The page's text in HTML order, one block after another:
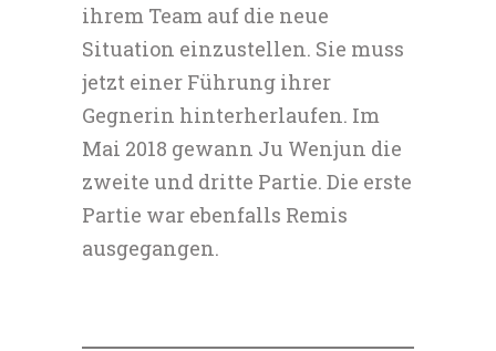
ihrem Team auf die neue
Situation einzustellen. Sie muss
jetzt einer Führung ihrer
Gegnerin hinterherlaufen. Im
Mai 2018 gewann Ju Wenjun die
zweite und dritte Partie. Die erste
Partie war ebenfalls Remis
ausgegangen.